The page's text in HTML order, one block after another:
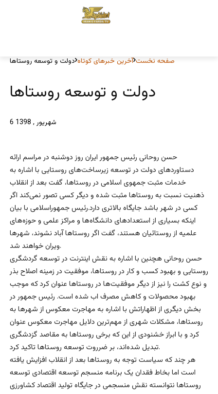
صفحه نخست آخرین خبرهای کوتاه دولت و توسعه روستاها
دولت و توسعه روستاها
6 شهریور , 1398
حسن روحانی رئیس جمهور ایران روز دوشنبه در مراسم ارائه
دستاوردهای دولت در توسعه زیرساخت‌های روستایی با اشاره به
خدمات مثبت جمهوی اسلامی در روستاها، گفت بعد از انقلاب
ذهنیت نسبت به روستاها مثبت شده و دیگر کسی تصور نمی‌کند اگر
کسی در شهر باشد جایگاه بالاتری دارد.رئیس جمهوراسلامی با بیان
اینکه بسیاری از استعدادهای دانشگاه‌ها و مراکز علمی و حوزه‌های
علمیه از روستائیان هستند، گفت اگر روستاها آباد نشوند، شهرها
ویران خواهند شد.
حسن روحانی هچنین با اشاره به نقش اینترنت در توسعه گردشگری
روستایی و بهبود کسب و کار در روستاها، موفقیت در زمینه اصلاح بذر
و نوع کشت را نیز از دیگر موفقیت‌ها در روستاها عنوان کرد که موجب
بهبود محصولات و کاهش مصرف اب شده است. رئیس جمهور در
بخش دیگری از اظهاراتش با اشاره به مهاجرت معکوس از شهرها به
روستاها، مشکلات شهری از مهم‌ترین دلایل مهاجرت معکوس عنوان
کرد و با ابراز خشنودی از این که برخی روستاها به مقاصد گزدشگری
تبدیل شده‌اند، بر ضرروت توسعه روستاها تاکید کرد.
هر چند که سیاست توجه به روستاها بعد از انقلاب افزایش یافته
است اما بخاط فقدان یک برنامه منسجم توسعه اقتصادی توسعه
روستاها نتوانسته نقش منسجمی در جایگاه تولید اقتصاد کشاورزی